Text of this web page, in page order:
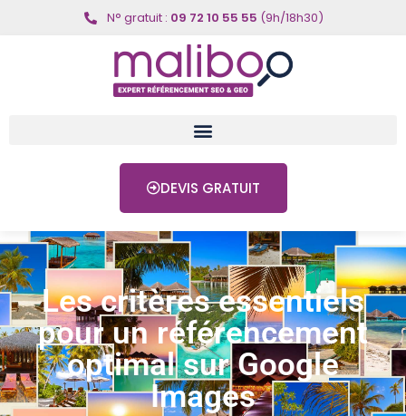
N° gratuit : 09 72 10 55 55 (9h/18h30)
DEVIS GRATUIT
Les critères essentiels
pour un référencement
optimal sur Google
Images